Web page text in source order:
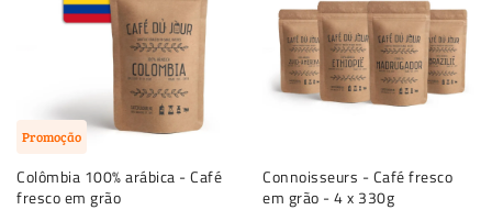
Promoção
Colômbia 100% arábica - Café
fresco em grão
Connoisseurs - Café fresco
em grão - 4 x 330g